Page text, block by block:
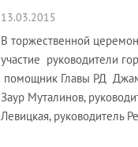
13.03.2015
В торжественной
участие руководители
помощник Главы РД
Заур Муталинов,
Левицкая, руководитель